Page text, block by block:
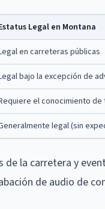
Legal en Montana
en carreteras públicas
bajo la excepción de
el conocimiento de
legal (sin
la carretera y
de audio de